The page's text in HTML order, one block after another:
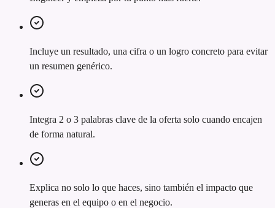
Incluye un resultado, una cifra o un logro concreto para evitar
un resumen genérico.
Integra 2 o 3 palabras clave de la oferta solo cuando encajen
de forma natural.
Explica no solo lo que haces, sino también el impacto que
generas en el equipo o en el negocio.